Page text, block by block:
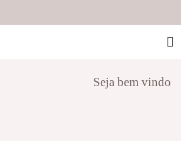
Seja bem vindo